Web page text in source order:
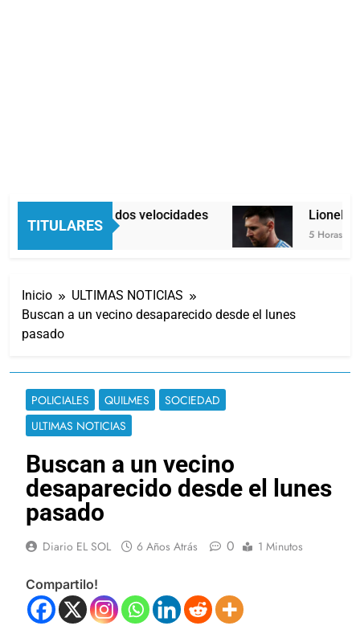
TITULARES
Economía en dos velocidades
4 Horas Atrás
Lionel
5 Horas Atrás
Inicio
ULTIMAS NOTICIAS
Buscan a un vecino desaparecido desde el lunes
pasado
POLICIALES QUILMES
SOCIEDAD
ULTIMAS NOTICIAS
Buscan a un vecino
desaparecido desde el lunes
pasado
Diario EL SOL 6 Años Atrás 0 1 Minutos
Compartilo!